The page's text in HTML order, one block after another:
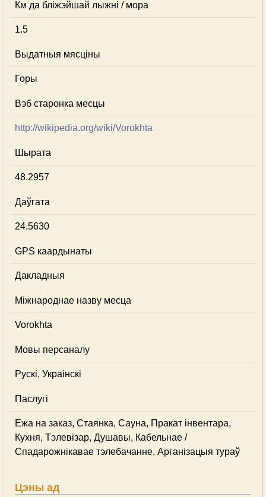
Км да бліжэйшай лыжні / мора
1.5
Выдатныя мясціны
Горы
Вэб старонка месцы
http://wikipedia.org/wiki/Vorokhta
Шырата
48.2957
Даўгата
24.5630
GPS каардынаты
Дакладныя
Міжнароднае назву месца
Vorokhta
Мовы персаналу
Рускі, Украінскі
Паслугі
Ежа на заказ, Стаянка, Сауна, Пракат інвентара,
Кухня, Тэлевізар, Душавы, Кабельнае /
Спадарожнiкавае тэлебачанне, Арганізацыя тураў
Цэны ад